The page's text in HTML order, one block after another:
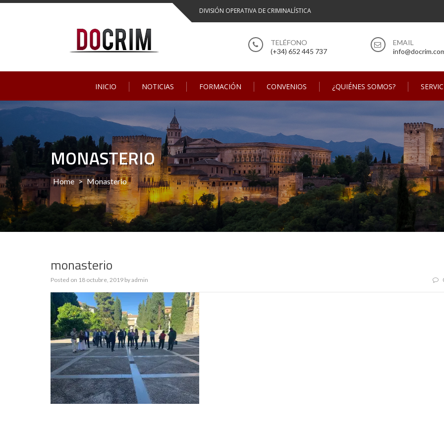
Skip
DIVISIÓN OPERATIVA DE CRIMINALÍSTICA
(+34) 652 445 737
INICIO NOTICIAS FORMACIÓN CONVENIOS ¿QUIÉNES SOMOS?
MONASTERIO
Home > Monasterio
monasterio
Posted on 18 octubre, 2019 byadmin